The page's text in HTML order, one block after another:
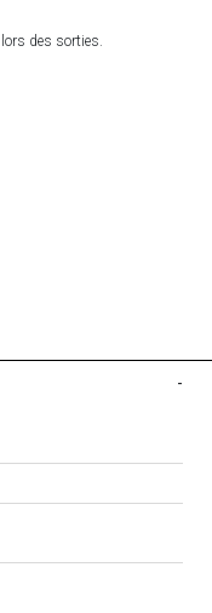
des sorties.
-